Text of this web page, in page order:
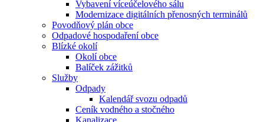
Vybavení víceúčelového sálu
Modernizace digitálních přenosných terminálů
Povodňový plán obce
Odpadové hospodaření obce
Blízké okolí
Okolí obce
Balíček zážitků
Služby
Odpady
Kalendář svozu odpadů
Ceník vodného a stočného
Kanalizace